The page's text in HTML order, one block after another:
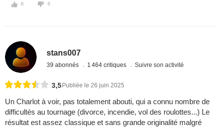
0 0
stans007
39 abonnés 1 464 critiques Suivre son activité
3,5 Publiée le 26 juin 2025
Un Charlot à voir, pas totalement abouti, qui a connu nombre de
difficultés au tournage (divorce, incendie, vol des roulottes...) Le
résultat est assez classique et sans grande originalité malgré